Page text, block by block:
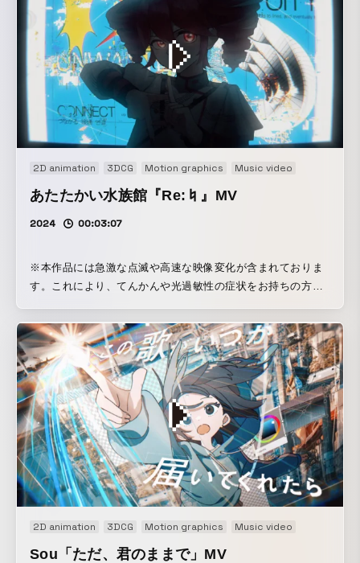
2D animation 3DCG Motion graphics Music video
あたたかい水族館『Re:♮』MV
2024 00:03:07
※本作品には急激な点滅や高速な映像変化が含まれておりま
す。これにより、てんかんや光過敏性の症状をお持ちの方
注意いただき、もし違和感を感じた場合は直ちにご覧になる
のをお控えください。 -- 本作品は「受け手を一瞬騙すような
MVを作ろう」という名目で制作した、モーショングラフィッ
クスMV。 昨今のボカロ曲MVでお馴染みとなった”単色背景
に一枚絵が配置されている”という構図から始まりつつ、ドロ
ップに入った瞬間にイラストの重音テトが目を開き、背景も
激しく動き出すことで、急な温度差によって音楽の中へと引
き込む。 熱い思いを力強いビートに乗せた本楽曲に負けない
ような演出をするべく、ノイズやモッシュなどのデータ的な
汚れを多く取り入れ、その中でも心地の良い見栄えになるよ
うなモーショングラフィックスで構成した。
2D animation 3DCG Motion graphics Music video
Sou「ただ、君のままで」MV